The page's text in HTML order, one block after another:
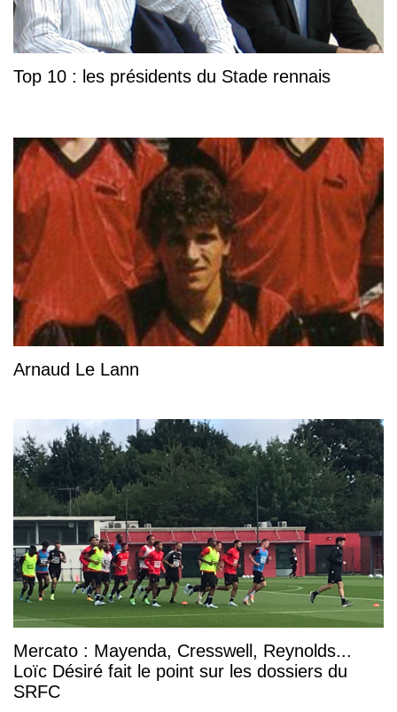
Top 10 : les présidents du Stade rennais
Arnaud Le Lann
Mercato : Mayenda, Cresswell, Reynolds...
Loïc Désiré fait le point sur les dossiers du
SRFC